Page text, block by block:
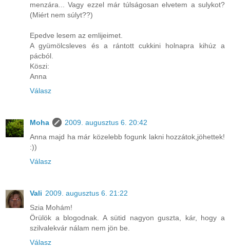
menzára... Vagy ezzel már túlságosan elvetem a sulykot?
(Miért nem súlyt??)
Epedve lesem az emlijeimet.
A gyümölcsleves és a rántott cukkini holnapra kihúz a
pácból.
Köszi:
Anna
Válasz
Moha
2009. augusztus 6. 20:42
Anna majd ha már közelebb fogunk lakni hozzátok,jöhettek!
:))
Válasz
Vali 2009. augusztus 6. 21:22
Szia Mohám!
Örülök a blogodnak. A sütid nagyon guszta, kár, hogy a
szilvalekvár nálam nem jön be.
Válasz